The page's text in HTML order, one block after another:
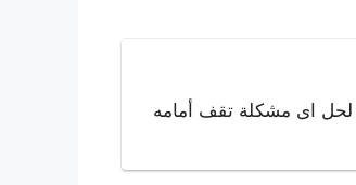
لحل اى مشكلة تقف أمامه